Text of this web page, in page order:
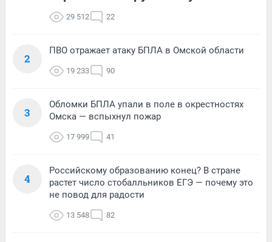
29 512 22
2
ПВО отражает атаку БПЛА в Омской области
19 233 90
3
Обломки БПЛА упали в поле в окрестностях
Омска — вспыхнул пожар
17 999 41
4
Российскому образованию конец? В стране
растет число стобалльников ЕГЭ — почему это
не повод для радости
13 548 82